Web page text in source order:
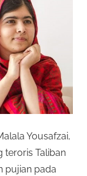
Yousafzai,
teroris Taliban
pujian pada